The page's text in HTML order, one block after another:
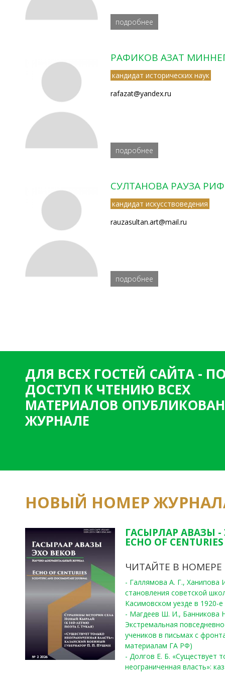
подробнее
РАФИКОВ АЗАТ
кандидат исторических наук
rafazat@yandex.ru
подробнее
СУЛТАНОВА РАУЗА
кандидат искусствоведения
rauzasultan.art@mail.ru
подробнее
ДЛЯ ВСЕХ ГОСТЕЙ САЙТА -
ДОСТУП К ЧТЕНИЮ ВСЕХ
МАТЕРИАЛОВ
ЖУРНАЛЕ
НОВЫЙ НОМЕР
ГАСЫРЛАР АВАЗЫ -
ECHO OF
ЧИТАЙТЕ В НОМЕРЕ
- Галлямова А. Г.,
становления советской
Касимовском уезде в 1920-е
- Магдеев Ш. И., Банникова
Экстремальная
учеников в письмах с
материалам ГА РФ)
- Долгов Е. Б. «Существует
неограниченная власть»: